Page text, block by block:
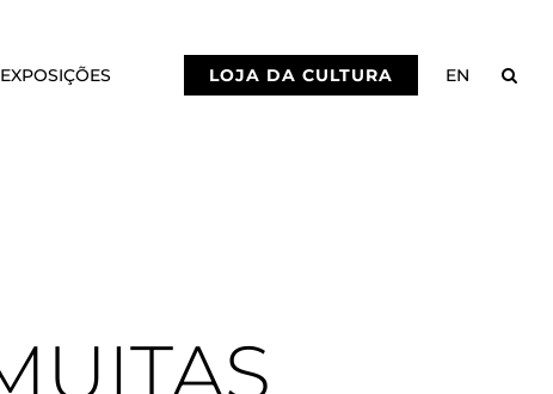
EXPOSIÇÕES LOJA DA CULTURA EN